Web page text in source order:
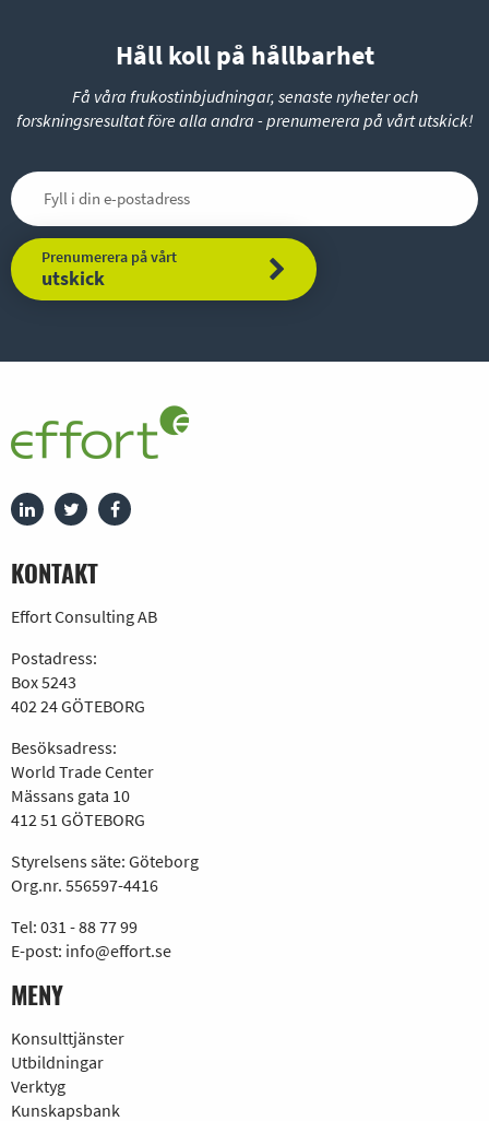
Håll koll på hållbarhet
Få våra frukostinbjudningar, senaste nyheter och
forskningsresultat före alla andra - prenumerera på vårt utskick!
Prenumerera på vårt
utskick
KONTAKT
Effort Consulting AB
Postadress:
Box 5243
402 24 GÖTEBORG
Besöksadress:
World Trade Center
Mässans gata 10
412 51 GÖTEBORG
Styrelsens säte: Göteborg
Org.nr. 556597-4416
Tel: 031 - 88 77 99
E-post: info@effort.se
MENY
Konsulttjänster
Utbildningar
Verktyg
Kunskapsbank